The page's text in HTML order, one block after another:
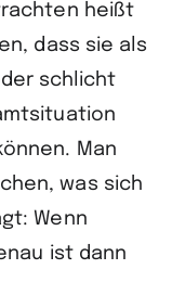
heißt
dass sie als
schlicht
Man
was sich
Wenn
ist dann